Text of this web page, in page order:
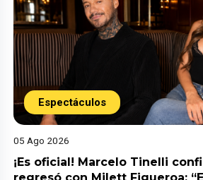
Espectáculos
05 Ago 2026
¡Es oficial! Marcelo Tinelli